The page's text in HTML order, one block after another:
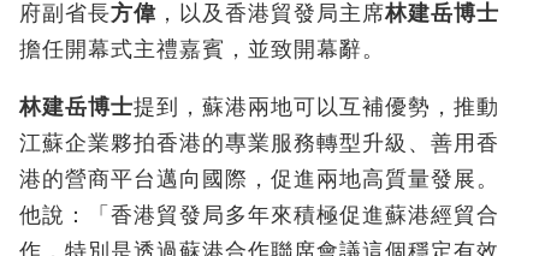
府副省長方偉 ，以及香港貿發局主席林建岳博士
擔任開幕式主禮嘉賓，並致開幕辭。
林建岳博士提到，蘇港兩地可以互補優勢，推動
江蘇企業夥拍香港的專業服務轉型升級、善用香
港的營商平台邁向國際，促進兩地高質量發展。
他說：「香港貿發局多年來積極促進蘇港經貿合